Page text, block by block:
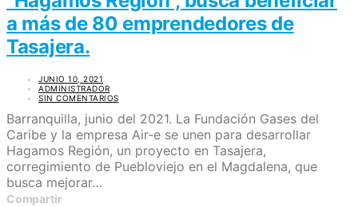
a más de 80 emprendedores de
Tasajera.
JUNIO 10, 2021
ADMINISTRADOR
SIN COMENTARIOS
Barranquilla, junio del 2021. La Fundación Gases del
Caribe y la empresa Air-e se unen para desarrollar
Hagamos Región, un proyecto en Tasajera,
corregimiento de Puebloviejo en el Magdalena, que
busca mejorar…
Compartir